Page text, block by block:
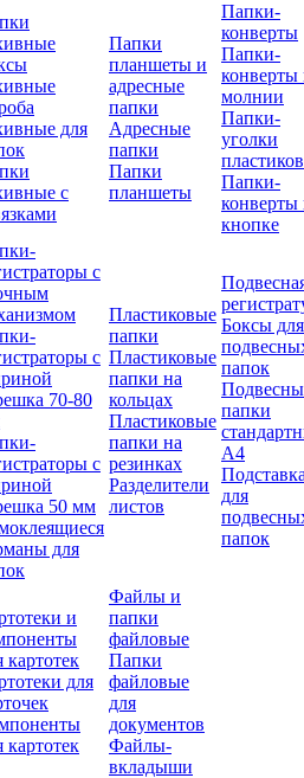
для
с
Папки
планшеты и
адресные
папки
Адресные
папки
Папки
планшеты
Папки-
конверты
Папки-
конверты
молнии
Папки-
уголки
Папки-
конверты
кнопке
с
с
70-80
с
50 мм
для
Пластиковые
папки
Пластиковые
папки на
кольцах
Пластиковые
папки на
резинках
Разделители
листов
Боксы для
папок
папки
А4
для
папок
и
картотек
для
картотек
Файлы и
папки
файловые
Папки
файловые
для
документов
Файлы-
вкладыши